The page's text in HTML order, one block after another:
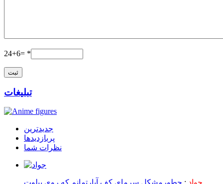
24+6= *
تبلیغات
جدیدترین
پربازدیدها
نظرات شما